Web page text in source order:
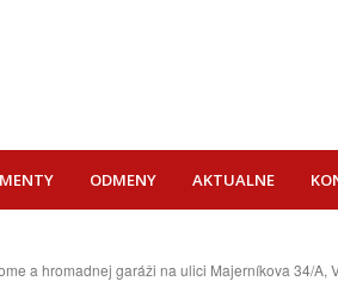
ODMENY AKTUALNE
a hromadnej garáži na ulici Majerníkova 34/